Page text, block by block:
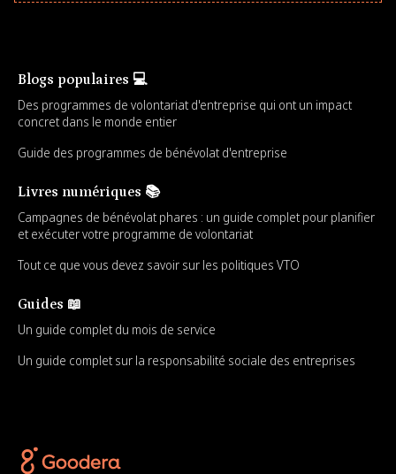
Blogs populaires 💻
Des programmes de volontariat d'entreprise qui ont un impact
concret dans le monde entier
Guide des programmes de bénévolat d'entreprise
Livres numériques 📚
Campagnes de bénévolat phares : un guide complet pour planifier
et exécuter votre programme de volontariat
Tout ce que vous devez savoir sur les politiques VTO
Guides 📖
Un guide complet du mois de service
Un guide complet sur la responsabilité sociale des entreprises